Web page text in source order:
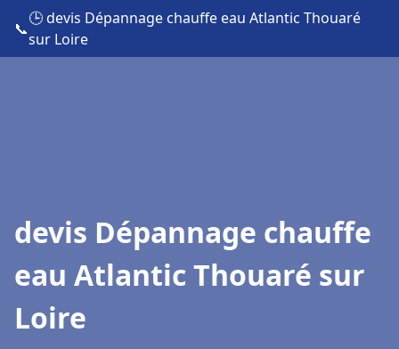
📞
🕒 devis Dépannage chauffe eau Atlantic Thouaré
sur Loire
devis Dépannage chauffe
eau Atlantic Thouaré sur
Loire